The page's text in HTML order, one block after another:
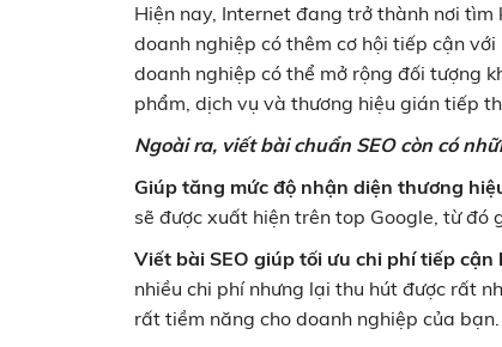
Hiện nay, Internet đang trở thành nơi
doanh nghiệp có thêm cơ hội tiếp cận
doanh nghiệp có thể mở rộng đối tượng
phẩm, dịch vụ và thương hiệu gián tiếp
Ngoài ra, viết bài chuẩn SEO còn có
Giúp tăng mức độ nhận diện thương
sẽ được xuất hiện trên top Google, từ đó
Viết bài SEO giúp tối ưu chi phí tiếp cận
nhiều chi phí nhưng lại thu hút được rất
rất tiềm năng cho doanh nghiệp của bạn.